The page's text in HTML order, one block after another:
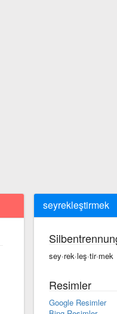
seyrekleştirmek
sey·rek·leş·tir·mek
Resimler
Google Resimler